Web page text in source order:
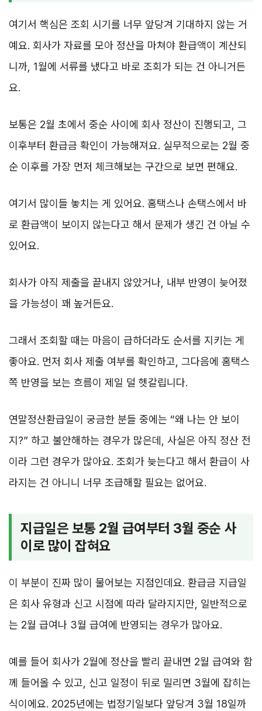
여기서 핵심은 조회 시기를 너무 앞당겨 기대하지 않는 거
예요. 회사가 자료를 모아 정산을 마쳐야 환급액이 계산되
니까, 1월에 서류를 냈다고 바로 조회가 되는 건 아니거든
요.
보통은 2월 초에서 중순 사이에 회사 정산이 진행되고, 그
이후부터 환급금 확인이 가능해져요. 실무적으로는 2월 중
순 이후를 가장 먼저 체크해보는 구간으로 보면 편해요.
여기서 많이들 놓치는 게 있어요. 홈택스나 손택스에서 바
로 환급액이 보이지 않는다고 해서 문제가 생긴 건 아닐 수
있어요.
회사가 아직 제출을 끝내지 않았거나, 내부 반영이 늦어졌
을 가능성이 꽤 높거든요.
그래서 조회할 때는 마음이 급하더라도 순서를 지키는 게
좋아요. 먼저 회사 제출 여부를 확인하고, 그다음에 홈택스
쪽 반영을 보는 흐름이 제일 덜 헷갈립니다.
연말정산환급일이 궁금한 분들 중에는 “왜 나는 안 보이
지?” 하고 불안해하는 경우가 많은데, 사실은 아직 정산 전
이라 그런 경우가 많아요. 조회가 늦는다고 해서 환급이 사
라지는 건 아니니 너무 조급해할 필요는 없어요.
지급일은 보통 2월 급여부터 3월 중순 사
이로 많이 잡혀요
이 부분이 진짜 많이 물어보는 지점인데요. 환급금 지급일
은 회사 유형과 신고 시점에 따라 달라지지만, 일반적으로
는 2월 급여나 3월 급여에 반영되는 경우가 많아요.
예를 들어 회사가 2월에 정산을 빨리 끝내면 2월 급여와 함
께 들어올 수 있고, 신고 일정이 뒤로 밀리면 3월에 잡히는
식이에요. 2025년에는 법정기일보다 앞당겨 3월 18일까